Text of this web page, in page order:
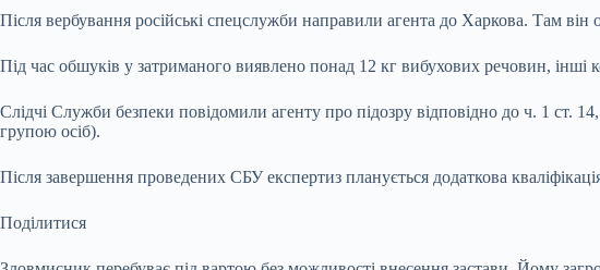
Після вербування російські спецслужби направили агента до Харкова. Там
Під час обшуків у затриманого виявлено понад 12 кг вибухових речовин, інші
Слідчі Служби безпеки повідомили агенту про підозру відповідно до ч. 1 ст.
групою осіб).
Після завершення проведених СБУ експертиз планується додаткова
Поділитися